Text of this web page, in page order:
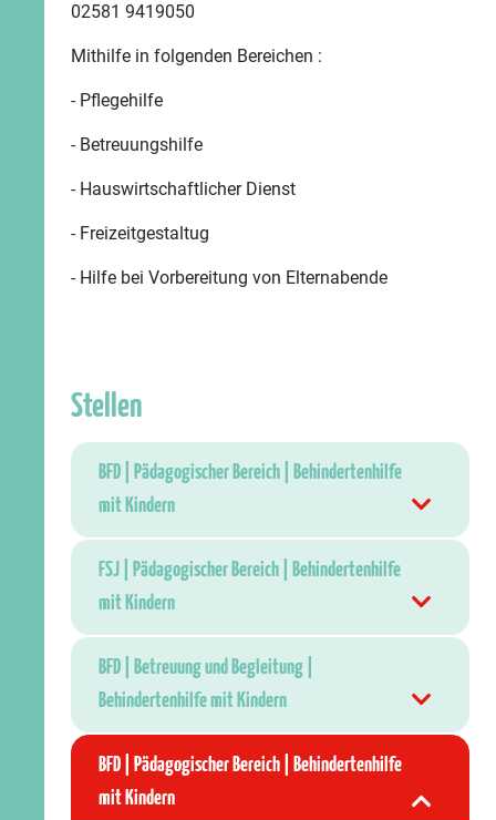
02581 9419050
Mithilfe in folgenden Bereichen :
- Pflegehilfe
- Betreuungshilfe
- Hauswirtschaftlicher Dienst
- Freizeitgestaltug
- Hilfe bei Vorbereitung von Elternabende
Stellen
BFD | Pädagogischer Bereich | Behindertenhilfe
mit Kindern
FSJ | Pädagogischer Bereich | Behindertenhilfe
mit Kindern
BFD | Betreuung und Begleitung |
Behindertenhilfe mit Kindern
BFD | Pädagogischer Bereich | Behindertenhilfe
mit Kindern